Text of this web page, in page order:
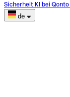
Sicherheit KI bei Qonto
de